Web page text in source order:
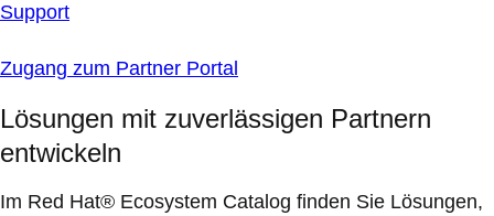
Support
Zugang zum Partner Portal
Lösungen mit zuverlässigen Partnern
entwickeln
Im Red Hat® Ecosystem Catalog finden Sie Lösungen,